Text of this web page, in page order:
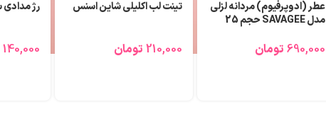
رژلب مدادی آی کلاس Iclass
130,000 تومان
عطر (ادوپرفیوم) اکلت لزلی
690,000 تومان
عطر
690,000